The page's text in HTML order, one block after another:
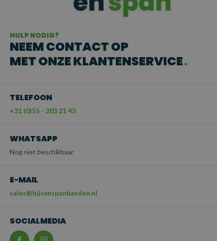
HULP NODIG?
NEEM CONTACT OP
MET ONZE KLANTENSERVICE
TELEFOON
+31 (0)55 - 203 21 43
WHATSAPP
Nog niet beschikbaar
E-MAIL
sales@hijsenspanbanden.nl
SOCIALMEDIA